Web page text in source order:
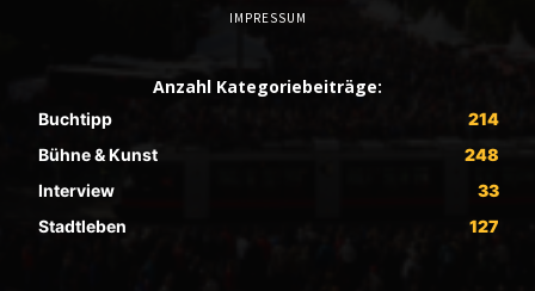
IMPRESSUM
Anzahl Kategoriebeiträge:
Buchtipp
214
Bühne & Kunst
248
Interview
33
Stadtleben
127